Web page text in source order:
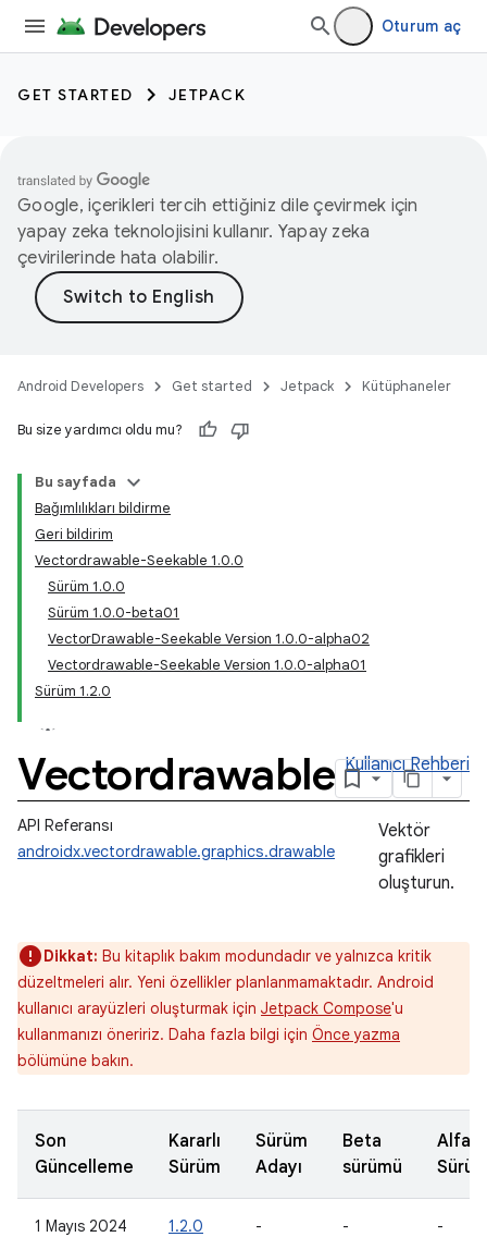
Oturum aç
GET STARTED JETPACK
Google, içerikleri tercih ettiğiniz dile çevirmek için
yapay zeka teknolojisini kullanır. Yapay zeka
çevirilerinde hata olabilir.
Android Developers Get started Jetpack Kütüphaneler
Bu size yardımcı oldu mu?
Bu sayfada
Bağımlılıkları bildirme
Geri bildirim
Vectordrawable-Seekable 1.0.0
Sürüm 1.0.0
Sürüm 1.0.0-beta01
VectorDrawable-Seekable Version 1.0.0-alpha02
Vectordrawable-Seekable Version 1.0.0-alpha01
Sürüm 1.2.0
Vectordrawable Kullanıcı Rehberi
API Referansı
androidx.vectordrawable.graphics.drawable
Vektör
grafikleri
oluşturun.
Dikkat: Bu kitaplık bakım modundadır ve yalnızca kritik
düzeltmeleri alır. Yeni özellikler planlanmamaktadır. Android
kullanıcı arayüzleri oluşturmak için Jetpack Compose'u
kullanmanızı öneririz. Daha fazla bilgi için Önce yazma
bölümüne bakın.
Son
Güncelleme
Kararlı
Sürüm
Sürüm
Adayı
Beta
sürümü
Alfa
1 Mayıs 2024 1.2.0 - - -